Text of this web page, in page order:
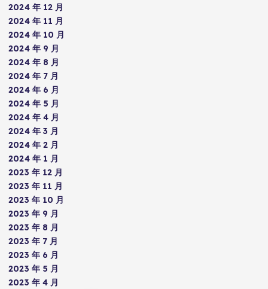
2024 年 12 月
2024 年 11 月
2024 年 10 月
2024 年 9 月
2024 年 8 月
2024 年 7 月
2024 年 6 月
2024 年 5 月
2024 年 4 月
2024 年 3 月
2024 年 2 月
2024 年 1 月
2023 年 12 月
2023 年 11 月
2023 年 10 月
2023 年 9 月
2023 年 8 月
2023 年 7 月
2023 年 6 月
2023 年 5 月
2023 年 4 月